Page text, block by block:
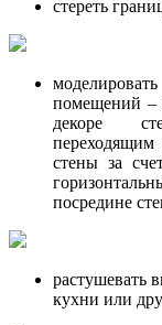
стереть
помещений –
декоре
стены за
посредине
растушевать
кухни или